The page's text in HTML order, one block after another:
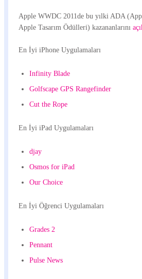
Apple WWDC 2011de bu yılki ADA
Apple Tasarım Ödülleri) kazananlarını
En İyi iPhone Uygulamaları
Infinity Blade
Golfscape GPS Rangefinder
Cut the Rope
En İyi iPad Uygulamaları
djay
Osmos for iPad
Our Choice
En İyi Öğrenci Uygulamaları
Grades 2
Pennant
Pulse News